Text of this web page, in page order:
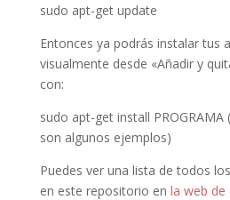
sudo apt-get update
Entonces ya podrás instalar tus
visualmente desde «Añadir y
con:
sudo apt-get install
son algunos ejemplos)
Puedes ver una lista de todos
en este repositorio en la web de